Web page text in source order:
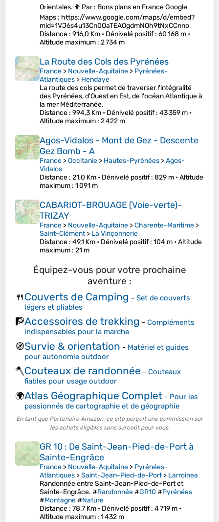
Orientales. ⛹️ Par : Bons plans en France Google
Maps : https://www.google.com/maps/d/embed?
mid=1VJ6s4u13Cn0OaTEAOgdmNOh9tNxCCnno
Distance : 916,0 Km • Dénivelé positif: 60 168 m •
Altitude maximum : 2 734 m
La Route des Cols des Pyrénées
France > Nouvelle-Aquitaine > Pyrénées-
Atlantiques > Hendaye
La route des cols permet de traverser l'intégralité
des Pyrénées, d'Ouest en Est, de l'océan Atlantique à
la mer Méditerranée.
Distance : 994,3 Km • Dénivelé positif: 43 359 m •
Altitude maximum : 2 422 m
Agos-Vidalos - Mont de Gez - Descente
Gez Bomb - A
France >Occitanie > Hautes-Pyrénées >Agos-
Vidalos
Distance : 21,0 Km • Dénivelé positif: 829 m •Altitude
maximum : 1 091 m
CABARIOT-BROUAGE (Voie-verte)-
TRIZAY
France > Nouvelle-Aquitaine >Charente-Maritime >
Saint-Clément> La Vinçonnerie
Distance : 49,1 Km • Dénivelé positif: 104 m •Altitude
maximum : 21 m
Équipez-vous pour votre prochaine
aventure :
🍴Couverts de Camping - Set de couverts
légers et pliables
🧗Accessoires de trekking - Compléments
indispensables pour la marche
🧭Survie & orientation - Matériel et guides
pour autonomie outdoor
🪓Couteaux de randonnée - Couteaux
fiables pour usage outdoor
🌍Atlas Géographique Complet - Pour les
passionnés de cartographie et de géographie
En tant que Partenaire Amazon, ce site perçoit une commission sur
les achats éligibles sans surcoût pour vous.
GR 10 : De Saint-Jean-Pied-de-Port à
Sainte-Engrâce
France > Nouvelle-Aquitaine > Pyrénées-
Atlantiques >Saint-Jean-Pied-de-Port> Larroinea
Randonnée entre Saint-Jean-Pied-de-Port et
Sainte-Engrâce. #Randonnée#GR10 #Pyrénées
#Montagne#Nature
Distance : 78,7 Km • Dénivelé positif: 4 719 m •
Altitude maximum : 1 432 m